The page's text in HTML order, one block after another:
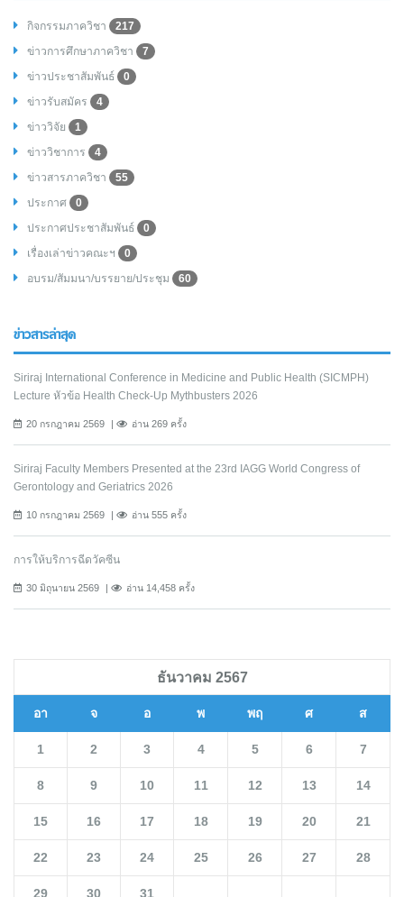
กิจกรรมภาควิชา
217
ข่าวการศึกษาภาควิชา
7
ข่าวประชาสัมพันธ์
0
ข่าวรับสมัคร
4
ข่าววิจัย
1
ข่าววิชาการ
4
ข่าวสารภาควิชา
55
ประกาศ
0
ประกาศประชาสัมพันธ์
0
เรื่องเล่าข่าวคณะฯ
0
อบรม/สัมมนา/บรรยาย/ประชุม
60
ข่าวสารล่าสุด
Siriraj International Conference in Medicine and Public Health (SICMPH)
Lecture หัวข้อ Health Check-Up Mythbusters 2026
20 กรกฎาคม 2569 อ่าน 269 ครั้ง
Siriraj Faculty Members Presented at the 23rd IAGG World Congress of
Gerontology and Geriatrics 2026
10 กรกฎาคม 2569 อ่าน 555 ครั้ง
การให้บริการฉีดวัคซีน
30 มิถุนายน 2569 อ่าน 14,458 ครั้ง
ธันวาคม 2567
อา จ อ พ พฤ ศ ส
1 2 3 4 5 6 7
8 9 10 11 12 13 14
15 16 17 18 19 20 21
22 23 24 25 26 27 28
29 30 31